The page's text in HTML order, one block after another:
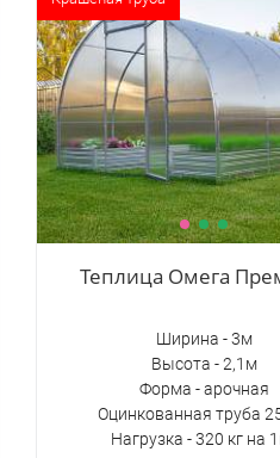
Теплица Омега
Ширина - 3м
Высота - 2,1м
Форма - арочная
Оцинкованная труба
Нагрузка - 320 кг на